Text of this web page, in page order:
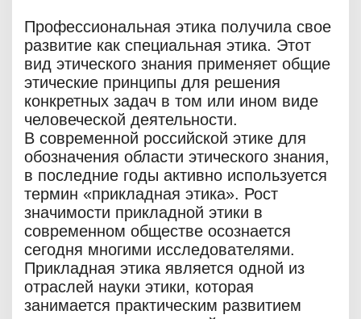
Профессиональная этика получила свое
развитие как специальная этика. Этот
вид этического знания применяет общие
этические принципы для решения
конкретных задач в том или ином виде
человеческой деятельности.
В современной российской этике для
обозначения области этического знания,
в последние годы активно используется
термин «прикладная этика». Рост
значимости прикладной этики в
современном обществе осознается
сегодня многими исследователями.
Прикладная этика является одной из
отраслей науки этики, которая
занимается практическим развитием